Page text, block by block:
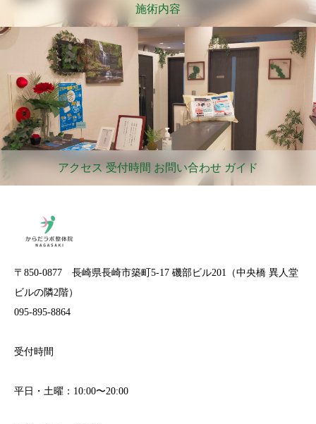
施術内容
アクセス 受付時間 お問い合わせ ガイド
〒850-0877 長崎県長崎市築町5-17 磯部ビル201（中央橋 異人堂
ビルの隣2階）
095-895-8864
受付時間
平日・土曜：10:00〜20:00